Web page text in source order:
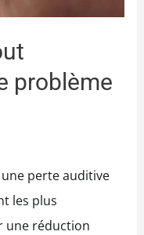
problème
perte auditive
les plus
une réduction